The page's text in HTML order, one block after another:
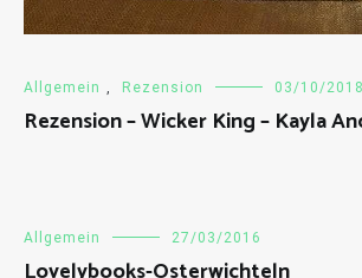
Allgemein , Rezension 03/10/2018
Rezension – Wicker King – Kayla
Allgemein 27/03/2016